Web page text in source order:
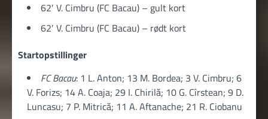
62′ V. Cimbru (FC Bacau) – gult kort
62′ V. Cimbru (FC Bacau) – rødt kort
Startopstillinger
FC Bacau: 1 L. Anton; 13 M. Bordea; 3 V. Cimbru; 6
V. Forizs; 14 A. Coaja; 29 I. Chirilă; 10 G. Cîrstean; 9 D.
Luncasu; 7 P. Mitrică; 11 A. Aftanache; 21 R. Ciobanu